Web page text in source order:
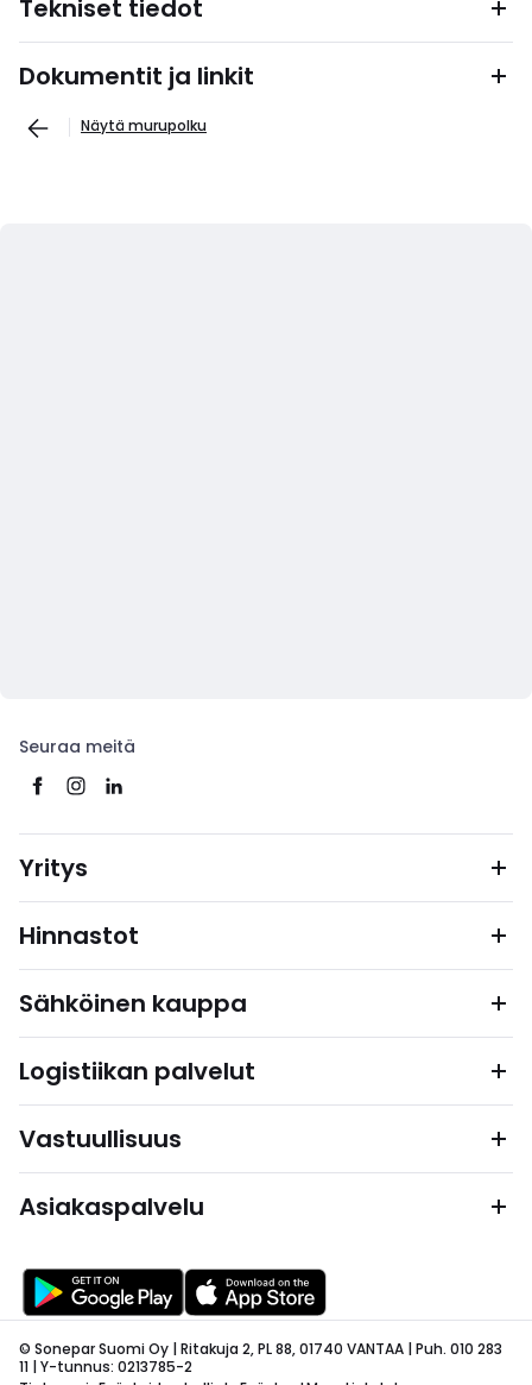
Tekniset tiedot
Dokumentit ja linkit
Näytä murupolku
Seuraa meitä
Yritys
Hinnastot
Sähköinen kauppa
Logistiikan palvelut
Vastuullisuus
Asiakaspalvelu
© Sonepar Suomi Oy | Ritakuja 2, PL 88, 01740 VANTAA | Puh. 010 283
11 | Y-tunnus: 0213785-2